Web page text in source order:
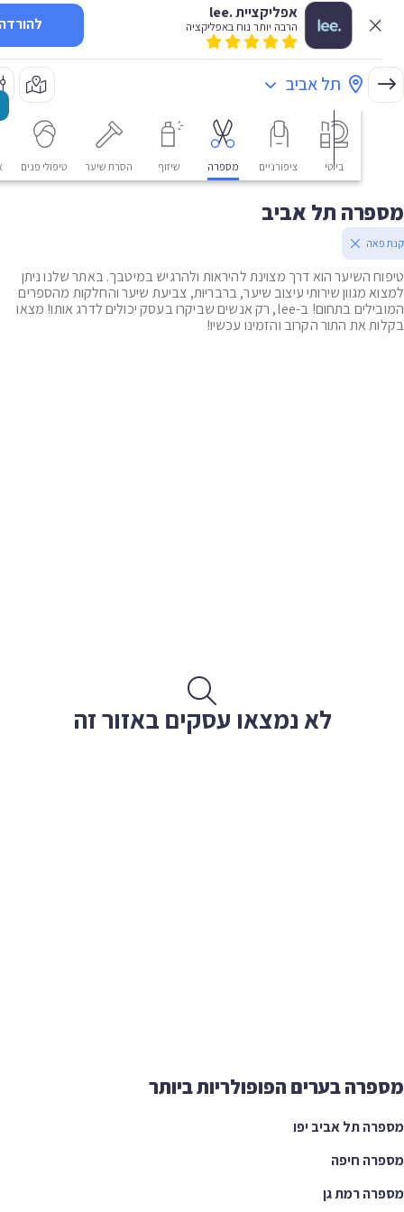
אפליקציית .lee
הרבה יותר נוח באפליקציה להורדה
תל אביב
ציפורניים מספרה שיזוף הסרת שיער טיפולי פנים
תל אביב
השיער הוא דרך מצוינת להיראות ולהרגיש במיטבך. באתר שלנו ניתן
מגוון שירותי עיצוב שיער, ברבריות, צביעת שיער והחלקות מהספרים
המובילים בתחום! ב-lee, רק אנשים שביקרו בעסק יכולים לדרג אותו! מצאו
את התור הקרוב והזמינו עכשיו!
לא נמצאו עסקים באזור זה
בערים הפופולריות ביותר
תל אביב יפו
חיפה
רמת גן